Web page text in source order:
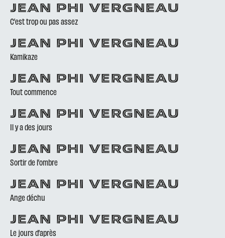
JEAN PHI VERGNEAU
C’est trop ou pas assez
JEAN PHI VERGNEAU
Kamikaze
JEAN PHI VERGNEAU
Tout commence
JEAN PHI VERGNEAU
Il y a des jours
JEAN PHI VERGNEAU
Sortir de l’ombre
JEAN PHI VERGNEAU
Ange déchu
JEAN PHI VERGNEAU
Le jours d’après